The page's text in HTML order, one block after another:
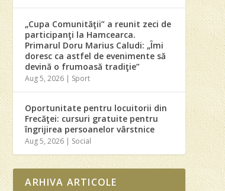
„Cupa Comunităţii” a reunit zeci de
participanţi la Hamcearca.
Primarul Doru Marius Caludi: „Îmi
doresc ca astfel de evenimente să
devină o frumoasă tradiţie”
Aug 5, 2026 | Sport
Oportunitate pentru locuitorii din
Frecăţei: cursuri gratuite pentru
îngrijirea persoanelor vârstnice
Aug 5, 2026 | Social
ARHIVA ARTICOLE